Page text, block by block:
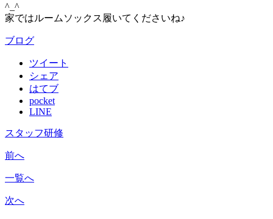
^_^
家ではルームソックス履いてくださいね♪
ブログ
ツイート
シェア
はてブ
pocket
LINE
スタッフ研修
前へ
一覧へ
次へ